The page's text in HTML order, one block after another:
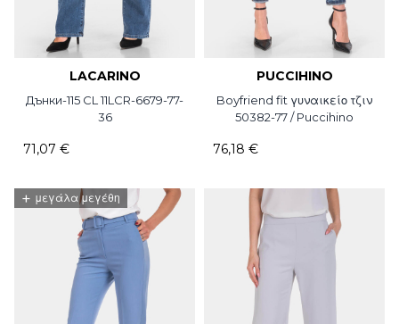
LACARINO
Дънки-115 CL 11LCR-6679-77-
36
71,07 €
PUCCIHINO
Boyfriend fit γυναικείο τζιν
50382-77 / Puccihino
76,18 €
+ μεγάλα μεγέθη